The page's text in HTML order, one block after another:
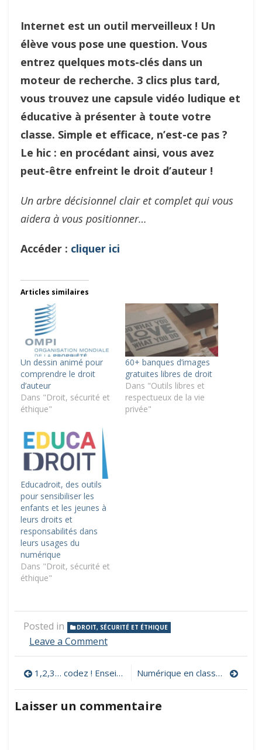
Internet est un outil merveilleux ! Un
élève vous pose une question. Vous
entrez quelques mots-clés dans un
moteur de recherche. 3 clics plus tard,
vous trouvez une capsule vidéo ludique et
éducative à présenter à toute votre
classe. Simple et efficace, n’est-ce pas ?
Le hic : en procédant ainsi, vous avez
peut-être enfreint le droit d’auteur !
Un arbre décisionnel clair et complet qui vous
aidera à vous positionner…
Accéder : cliquer ici
Articles similaires
Un dessin animé pour
comprendre le droit
d’auteur
Dans "Droit, sécurité et
éthique"
60+ banques d’images
gratuites libres de droit
Dans "Outils libres et
respectueux de la vie
privée"
Educadroit, des outils
pour sensibiliser les
enfants et les jeunes à
leurs droits et
responsabilités dans
leurs usages du
numérique
Dans "Droit, sécurité et
éthique"
Posted in DROIT, SÉCURITÉ ET ÉTHIQUE
Leave a Commenton
du
contenu
en
Navigation
de
l’article
1,2,3… codez ! Enseigner l’informatique à l’école et au collège Numérique en classe : des dizaines de formations en ligne gratuites pour les enseignants
Laisser un commentaire